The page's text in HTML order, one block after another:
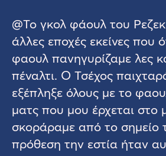
@Το γκολ φάουλ του
άλλες εποχές εκείνες που
φαουλ πανηγυρίζαμε λες
πέναλτι. Ο Τσέχος
εξέπληξε όλους με το
ματς που μου έρχεται στο
σκοράραμε από το σημείο
πρόθεση την εστία ήταν